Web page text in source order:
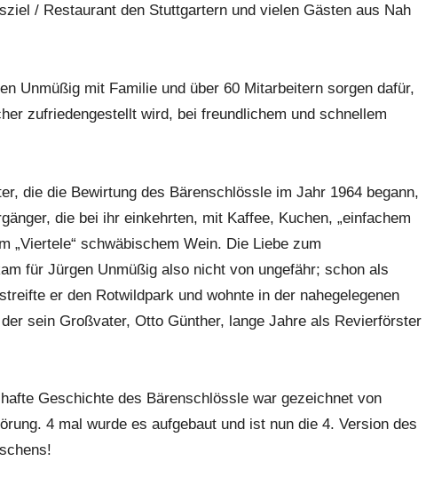
/ Restaurant den Stuttgartern und vielen Gästen aus Nah
Unmüßig mit Familie und über 60 Mitarbeitern sorgen dafür,
zufriedengestellt wird, bei freundlichem und schnellem
die die Bewirtung des Bärenschlössle im Jahr 1964 begann,
die bei ihr einkehrten, mit Kaffee, Kuchen, „einfachem
„Viertele“ schwäbischem Wein. Die Liebe zum
für Jürgen Unmüßig also nicht von ungefähr; schon als
er den Rotwildpark und wohnte in der nahegelegenen
sein Großvater, Otto Günther, lange Jahre als Revierförster
Geschichte des Bärenschlössle war gezeichnet von
4 mal wurde es aufgebaut und ist nun die 4. Version des